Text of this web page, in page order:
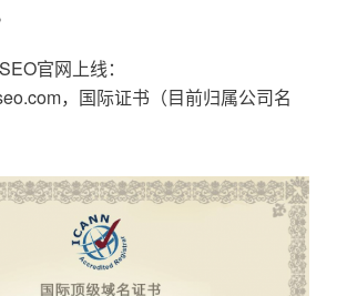
官网上线：
，国际证书（目前归属公司名